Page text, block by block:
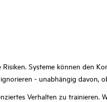
Systeme können den
- unabhängig davon,
Verhalten zu trainieren.